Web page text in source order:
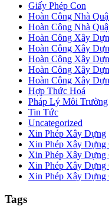
Giấy Phép Con
Hoàn Công Nhà
Hoàn Công Nhà
Hoàn Công Xây
Hoàn Công Xây
Hoàn Công Xây
Hoàn Công Xây
Hoàn Công Xây
Hợp Thức Hoá
Pháp Lý Môi Trường
Tin Tức
Uncategorized
Xin Phép Xây Dựng
Xin Phép Xây Dựng
Xin Phép Xây Dựng
Xin Phép Xây Dựng
Xin Phép Xây Dựng
Tags